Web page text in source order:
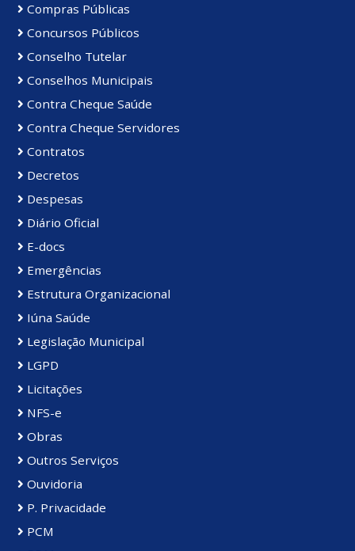
Compras Públicas
Concursos Públicos
Conselho Tutelar
Conselhos Municipais
Contra Cheque Saúde
Contra Cheque Servidores
Contratos
Decretos
Despesas
Diário Oficial
E-docs
Emergências
Estrutura Organizacional
Iúna Saúde
Legislação Municipal
LGPD
Licitações
NFS-e
Obras
Outros Serviços
Ouvidoria
P. Privacidade
PCM